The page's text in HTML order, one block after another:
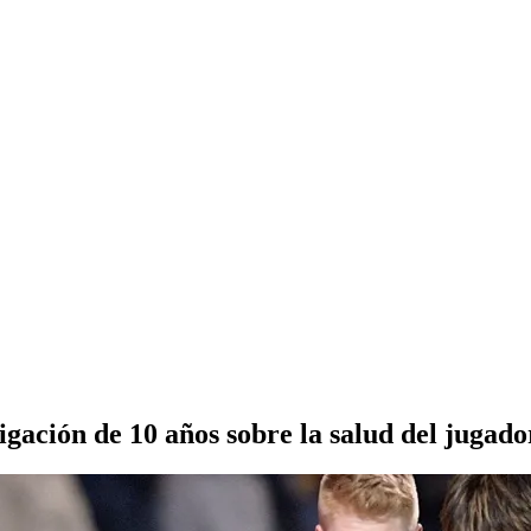
de 10 años sobre la salud del